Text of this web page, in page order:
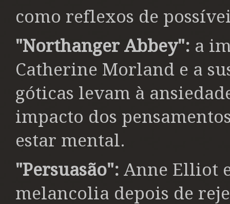
como reflexos de
"Northanger Abbey": a
Catherine Morland e a
góticas levam à
impacto dos
estar mental.
"Persuasão": Anne Elliot
melancolia depois de